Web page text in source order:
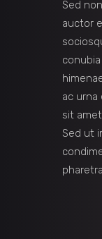
Sed
auctor
ac
sit
Sed ut